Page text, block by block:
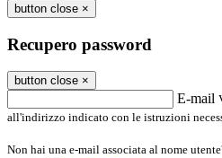
button close ×
Recupero password
button close ×
E-mail
all'indirizzo indicato con le istruzioni
Non hai una e-mail associata al nome